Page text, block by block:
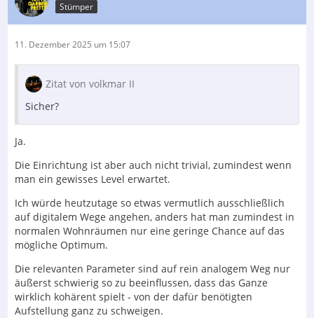
Stümper
11. Dezember 2025 um 15:07
Zitat von volkmar II
Sicher?
Ja.
Die Einrichtung ist aber auch nicht trivial, zumindest wenn
man ein gewisses Level erwartet.
Ich würde heutzutage so etwas vermutlich ausschließlich
auf digitalem Wege angehen, anders hat man zumindest in
normalen Wohnräumen nur eine geringe Chance auf das
mögliche Optimum.
Die relevanten Parameter sind auf rein analogem Weg nur
äußerst schwierig so zu beeinflussen, dass das Ganze
wirklich kohärent spielt - von der dafür benötigten
Aufstellung ganz zu schweigen.